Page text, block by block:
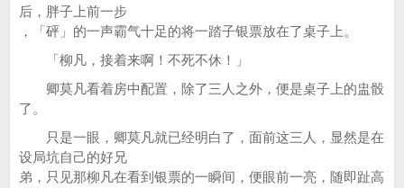
后，胖子上前一步
，「砰」的一声霸气十足的将一踏子银票放在了桌子上。
「柳凡，接着来啊！不死不休！」
卿莫凡看着房中配置，除了三人之外，便是桌子上的盅骰
了。
只是一眼，卿莫凡就已经明白了，面前这三人，显然是在
设局坑自己的好兄
弟，只见那柳凡在看到银票的一瞬间，便眼前一亮，随即趾高